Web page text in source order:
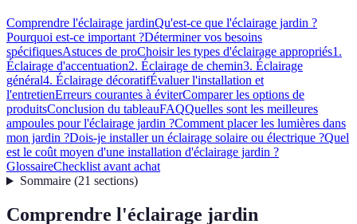
Comprendre l'éclairage jardinQu'est-ce que l'éclairage jardin ?
Pourquoi est-ce important ?Déterminer vos besoins
spécifiquesAstuces de proChoisir les types d'éclairage appropriés1.
Éclairage d'accentuation2. Éclairage de chemin3. Éclairage
général4. Éclairage décoratifÉvaluer l'installation et
l'entretienErreurs courantes à éviterComparer les options de
produitsConclusion du tableauFAQQuelles sont les meilleures
ampoules pour l'éclairage jardin ?Comment placer les lumières dans
mon jardin ?Dois-je installer un éclairage solaire ou électrique ?Quel
est le coût moyen d'une installation d'éclairage jardin ?
GlossaireChecklist avant achat
Sommaire(21 sections)
Comprendre l'éclairage jardin